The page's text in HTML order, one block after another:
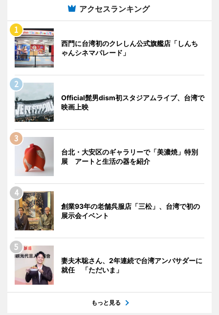
アクセスランキング
西門に台湾初のクレしん公式旗艦店「しんち
ゃんシネマパレード」
Official髭男dism初スタジアムライブ、台湾で
映画上映
台北・大安区のギャラリーで「美濃焼」特別
展 アートと生活の器を紹介
創業93年の老舗呉服店「三松」、台湾で初の
展示会イベント
妻夫木聡さん、2年連続で台湾アンバサダーに
就任 「ただいま」
もっと見る